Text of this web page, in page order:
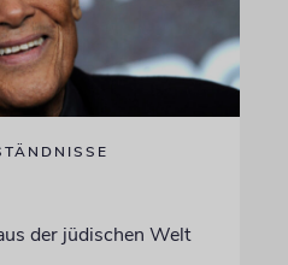
der jüdischen Welt